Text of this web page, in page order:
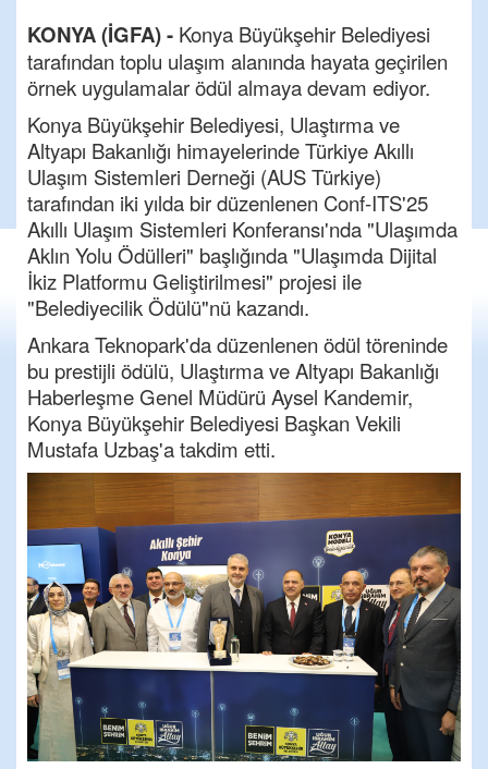
KONYA (İGFA) - Konya Büyükşehir Belediyesi
tarafından toplu ulaşım alanında hayata geçirilen
örnek uygulamalar ödül almaya devam ediyor.
Konya Büyükşehir Belediyesi, Ulaştırma ve
Altyapı Bakanlığı himayelerinde Türkiye Akıllı
Ulaşım Sistemleri Derneği (AUS Türkiye)
tarafından iki yılda bir düzenlenen Conf-ITS'25
Akıllı Ulaşım Sistemleri Konferansı'nda "Ulaşımda
Aklın Yolu Ödülleri" başlığında "Ulaşımda Dijital
İkiz Platformu Geliştirilmesi" projesi ile
"Belediyecilik Ödülü"nü kazandı.
Ankara Teknopark'da düzenlenen ödül töreninde
bu prestijli ödülü, Ulaştırma ve Altyapı Bakanlığı
Haberleşme Genel Müdürü Aysel Kandemir,
Konya Büyükşehir Belediyesi Başkan Vekili
Mustafa Uzbaş'a takdim etti.